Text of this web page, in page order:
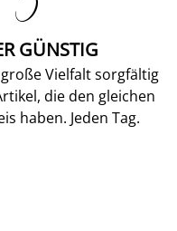

GÜNSTIG
Vielfalt sorgfältig
die den gleichen
haben. Jeden Tag.